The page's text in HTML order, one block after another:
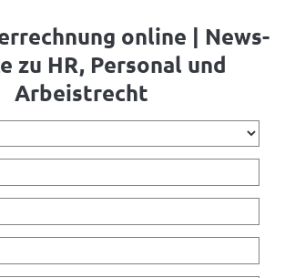
online | News-
zu HR, Personal und
Arbeistrecht